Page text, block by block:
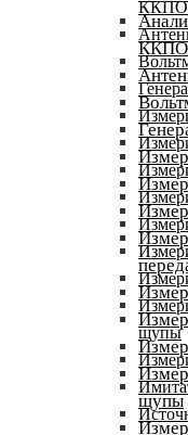
ККПО
щупы
ККПО
щупы